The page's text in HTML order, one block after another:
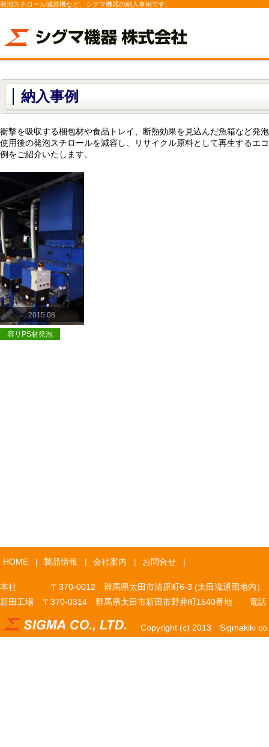
発泡スチロール減容機など、シグマ機器の納入事例です。
納入事例
衝撃を吸収する梱包材や食品トレイ、断熱効果を見込んだ魚箱など発
使用後の発泡スチロールを減容し、リサイクル原料として再生するエ
例をご紹介いたします。
2015.08
容リPS材発泡
HOME | 製品情報 | 会社案内 | お問合せ |
本社 〒370-0012 群馬県太田市清原町6-3 (太田流通団地内）
新田工場 〒370-0314 群馬県太田市新田市野井町1540番地
Copyright (c) 2013 Sigmakiki